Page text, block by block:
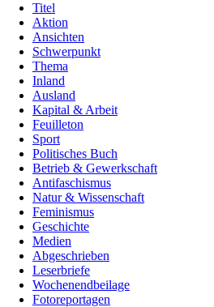
Titel
Aktion
Ansichten
Schwerpunkt
Thema
Inland
Ausland
Kapital & Arbeit
Feuilleton
Sport
Politisches Buch
Betrieb & Gewerkschaft
Antifaschismus
Natur & Wissenschaft
Feminismus
Geschichte
Medien
Abgeschrieben
Leserbriefe
Wochenendbeilage
Fotoreportagen